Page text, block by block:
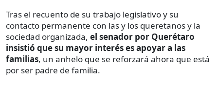
Tras el recuento de su trabajo legislativo y su
contacto permanente con las y los queretanos y la
sociedad organizada, el senador por Querétaro
insistió que su mayor interés es apoyar a las
familias, un anhelo que se reforzará ahora que está
por ser padre de familia.